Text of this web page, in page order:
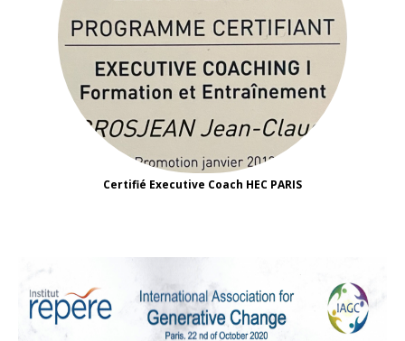
Certifié Executive Coach HEC PARIS